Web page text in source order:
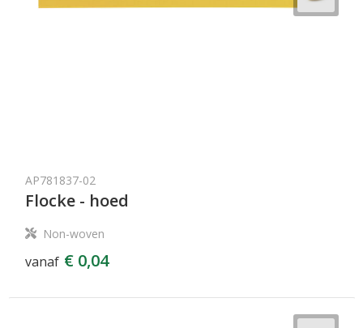
AP781837-02
Flocke - hoed
Non-woven
vanaf € 0,04